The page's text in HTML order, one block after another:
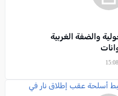
والضفة الغربية